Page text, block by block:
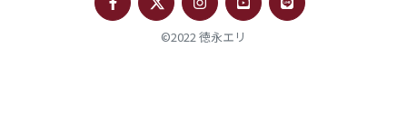
©2022 徳永エリ